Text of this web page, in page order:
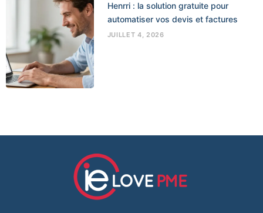
Henrri : la solution gratuite pour
automatiser vos devis et factures
JUILLET 4, 2026